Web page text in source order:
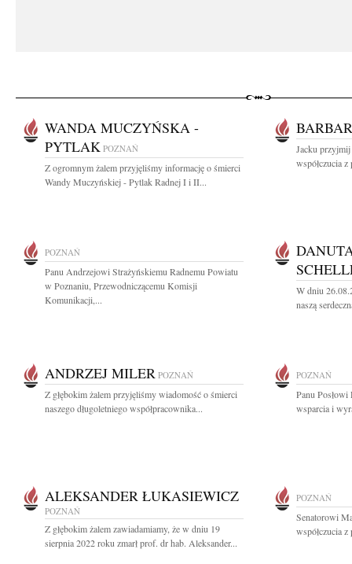
WANDA MUCZYŃSKA -
PYTLAK POZNAŃ
Z ogromnym żalem przyjęliśmy informację o śmierci
Wandy Muczyńskiej - Pytlak Radnej I i II...
Jacku przyjmij
współczucia
POZNAŃ
Panu Andrzejowi Strażyńskiemu Radnemu Powiatu
w Poznaniu, Przewodniczącemu Komisji
Komunikacji,...
W dniu
naszą
ANDRZEJ MILER POZNAŃ
Z głębokim żalem przyjęliśmy wiadomość o śmierci
naszego długoletniego współpracownika...
POZNAŃ
Panu Posłowi
wsparcia i
ALEKSANDER ŁUKASIEWICZ
POZNAŃ
Z głębokim żalem zawiadamiamy, że w dniu 19
sierpnia 2022 roku zmarł prof. dr hab. Aleksander...
POZNAŃ
Senatorowi
współczucia z